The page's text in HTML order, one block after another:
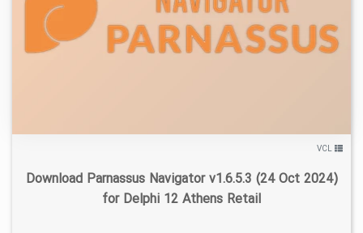
۵/۵۱K ۱۴۰۳/۰۹/۰۱ ۱
VCL
Download Parnassus Navigator v1.6.5.3 (24 Oct 2024)
for Delphi 12 Athens Retail